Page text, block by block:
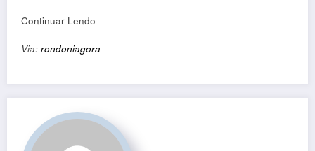
Continuar Lendo
Via: rondoniagora